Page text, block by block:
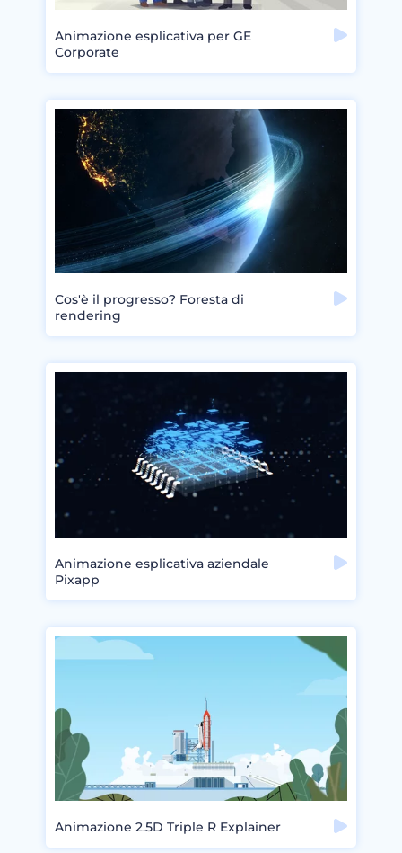
Animazione esplicativa per GE
Corporate
Cos'è il progresso? Foresta di
rendering
Animazione esplicativa aziendale
Pixapp
Animazione 2.5D Triple R Explainer